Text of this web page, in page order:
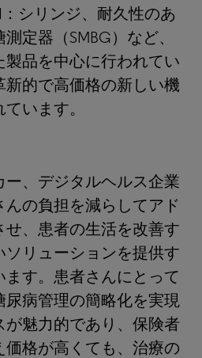
シリンジ、耐久性のあ
定器（SMBG）など、
製品を中心に行われてい
新的で高価格の新しい機
います。
ー、デジタルヘルス企業
の負担を減らしてアド
せ、患者の生活を改善す
ソリューションを提供す
す。患者さんにとって
尿病管理の簡略化を実現
が魅力的であり、保険者
価格が高くても、治療の